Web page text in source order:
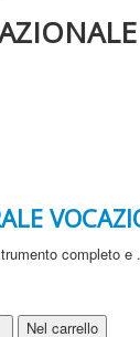
completo e